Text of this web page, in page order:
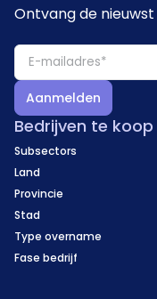
Ontvang de
Aanmelden
Bedrijven te koop
Subsectors
Land
Provincie
Stad
Type overname
Fase bedrijf